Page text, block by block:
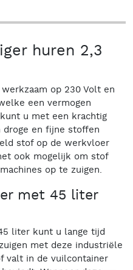
huren 2,3
op 230 Volt en
een vermogen
u met een krachtig
en fijne stoffen
stof op de werkvloer
ook mogelijk om stof
op te zuigen.
met 45 liter
liter kunt u lange tijd
met deze industriële
valt in de vuilcontainer